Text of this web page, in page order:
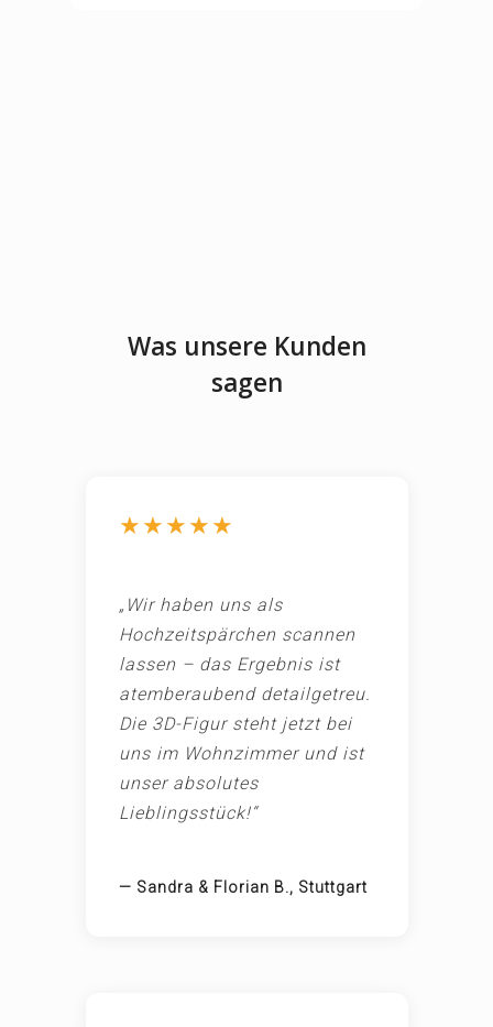
Was unsere Kunden
sagen
★★★★★
„Wir haben uns als
Hochzeitspärchen scannen
lassen – das Ergebnis ist
atemberaubend detailgetreu.
Die 3D-Figur steht jetzt bei
uns im Wohnzimmer und ist
unser absolutes
Lieblingsstück!“
— Sandra & Florian B., Stuttgart